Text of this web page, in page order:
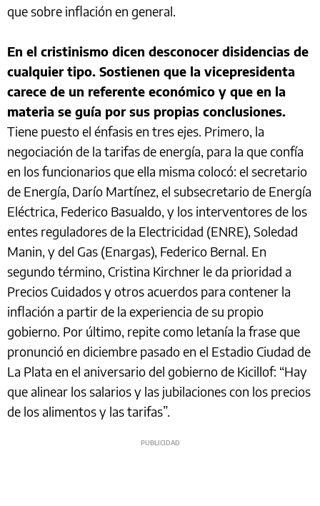
que sobre inflación en general.
En el cristinismo dicen desconocer disidencias de
cualquier tipo. Sostienen que la vicepresidenta
carece de un referente económico y que en la
materia se guía por sus propias conclusiones.
Tiene puesto el énfasis en tres ejes. Primero, la
negociación de la tarifas de energía, para la que confía
en los funcionarios que ella misma colocó: el secretario
de Energía, Darío Martínez, el subsecretario de Energía
Eléctrica, Federico Basualdo, y los interventores de los
entes reguladores de la Electricidad (ENRE), Soledad
Manin, y del Gas (Enargas), Federico Bernal. En
segundo término, Cristina Kirchner le da prioridad a
Precios Cuidados y otros acuerdos para contener la
inflación a partir de la experiencia de su propio
gobierno. Por último, repite como letanía la frase que
pronunció en diciembre pasado en el Estadio Ciudad de
La Plata en el aniversario del gobierno de Kicillof: “Hay
que alinear los salarios y las jubilaciones con los precios
de los alimentos y las tarifas”.